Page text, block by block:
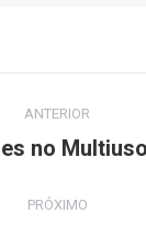
ANTERIOR
Post
no
PRÓXIMO